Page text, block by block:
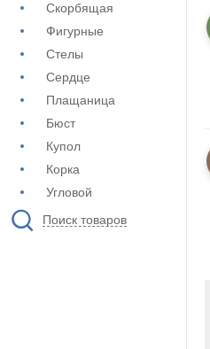
Скорбящая
Фигурные
Стелы
Сердце
Плащаница
Бюст
Купол
Корка
Угловой
Поиск товаров